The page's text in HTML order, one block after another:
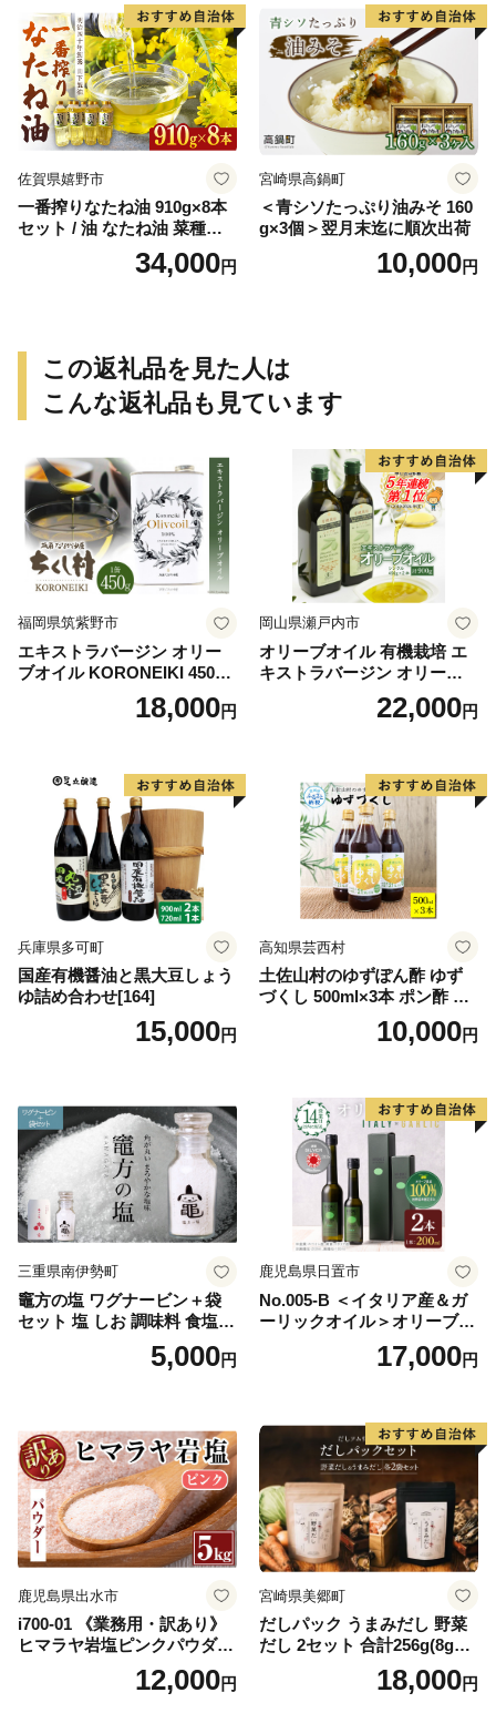
佐賀県嬉野市
一番搾りなたね油 910g×8本
セット / 油 なたね油 菜種油
ナタネ【山下製油】 [NBE00
34,000円
宮崎県高鍋町
＜青シソたっぷり油みそ 160
g×3個＞翌月末迄に順次出荷
10,000円
この返礼品を見た人は
こんな返礼品も見ています
福岡県筑紫野市
エキストラバージン オリー
ブオイル KORONEIKI 450g
[筑前たなか油屋 福岡県 筑紫
野市 21760403] 油 食用油 オ
18,000円
岡山県瀬戸内市
オリーブオイル 有機栽培 エ
キストラバージン オリーブ
オイル シングル 2本 セット
オーガニック 調味料 油 オリ
22,000円
兵庫県多可町
国産有機醤油と黒大豆しょう
ゆ詰め合わせ[164]
15,000円
高知県芸西村
土佐山村のゆずぽん酢 ゆず
づくし 500ml×3本 ポン酢 ポ
ンズ ゆず 柚子 調味料 さっぱ
り 美味しい おいしい 鍋 しゃ
10,000円
三重県南伊勢町
竈方の塩 ワグナービン＋袋
セット 塩 しお 調味料 食塩
天然 ミネラル 調味料 ソルト
salt 料理 味付 おにぎり 三重
5,000円
鹿児島県日置市
No.005-B ＜イタリア産＆ガ
ーリックオイル＞オリーブオ
イルセット(200ml×2本) 日置
市 特産品 調味料 油 エキスト
ブ】
17,000円
鹿児島県出水市
i700-01 《業務用・訳あり》
ヒマラヤ岩塩ピンクパウダー
タイプ(5kg) 岩塩 塩 調味料
しお 保存料不使用 天然 パウ
12,000円
宮崎県美郷町
だしパック うまみだし 野菜
だし 2セット 合計256g(8g×8
パック×2種×2セット) [岡田商
店 宮崎県 美郷町 31ac0069]
18,000円